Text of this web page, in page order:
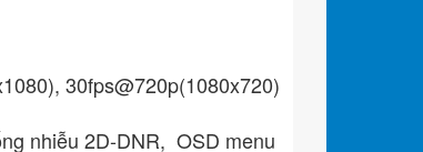
30fps@720p(1080x720)
nhiễu 2D-DNR, OSD menu